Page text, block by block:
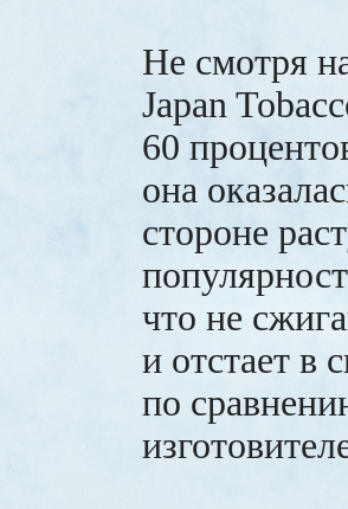
Не смотря
Japan
60
она
стороне
что не
и отстает в
по